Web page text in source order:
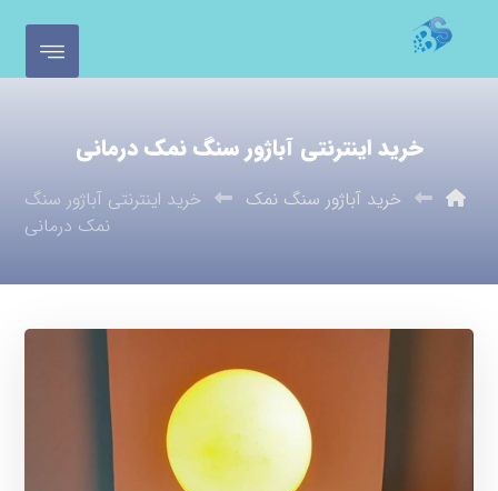
خرید اینترنتی آباژور سنگ نمک درمانی
خرید آباژور سنگ نمک
خرید اینترنتی آباژور سنگ
نمک درمانی